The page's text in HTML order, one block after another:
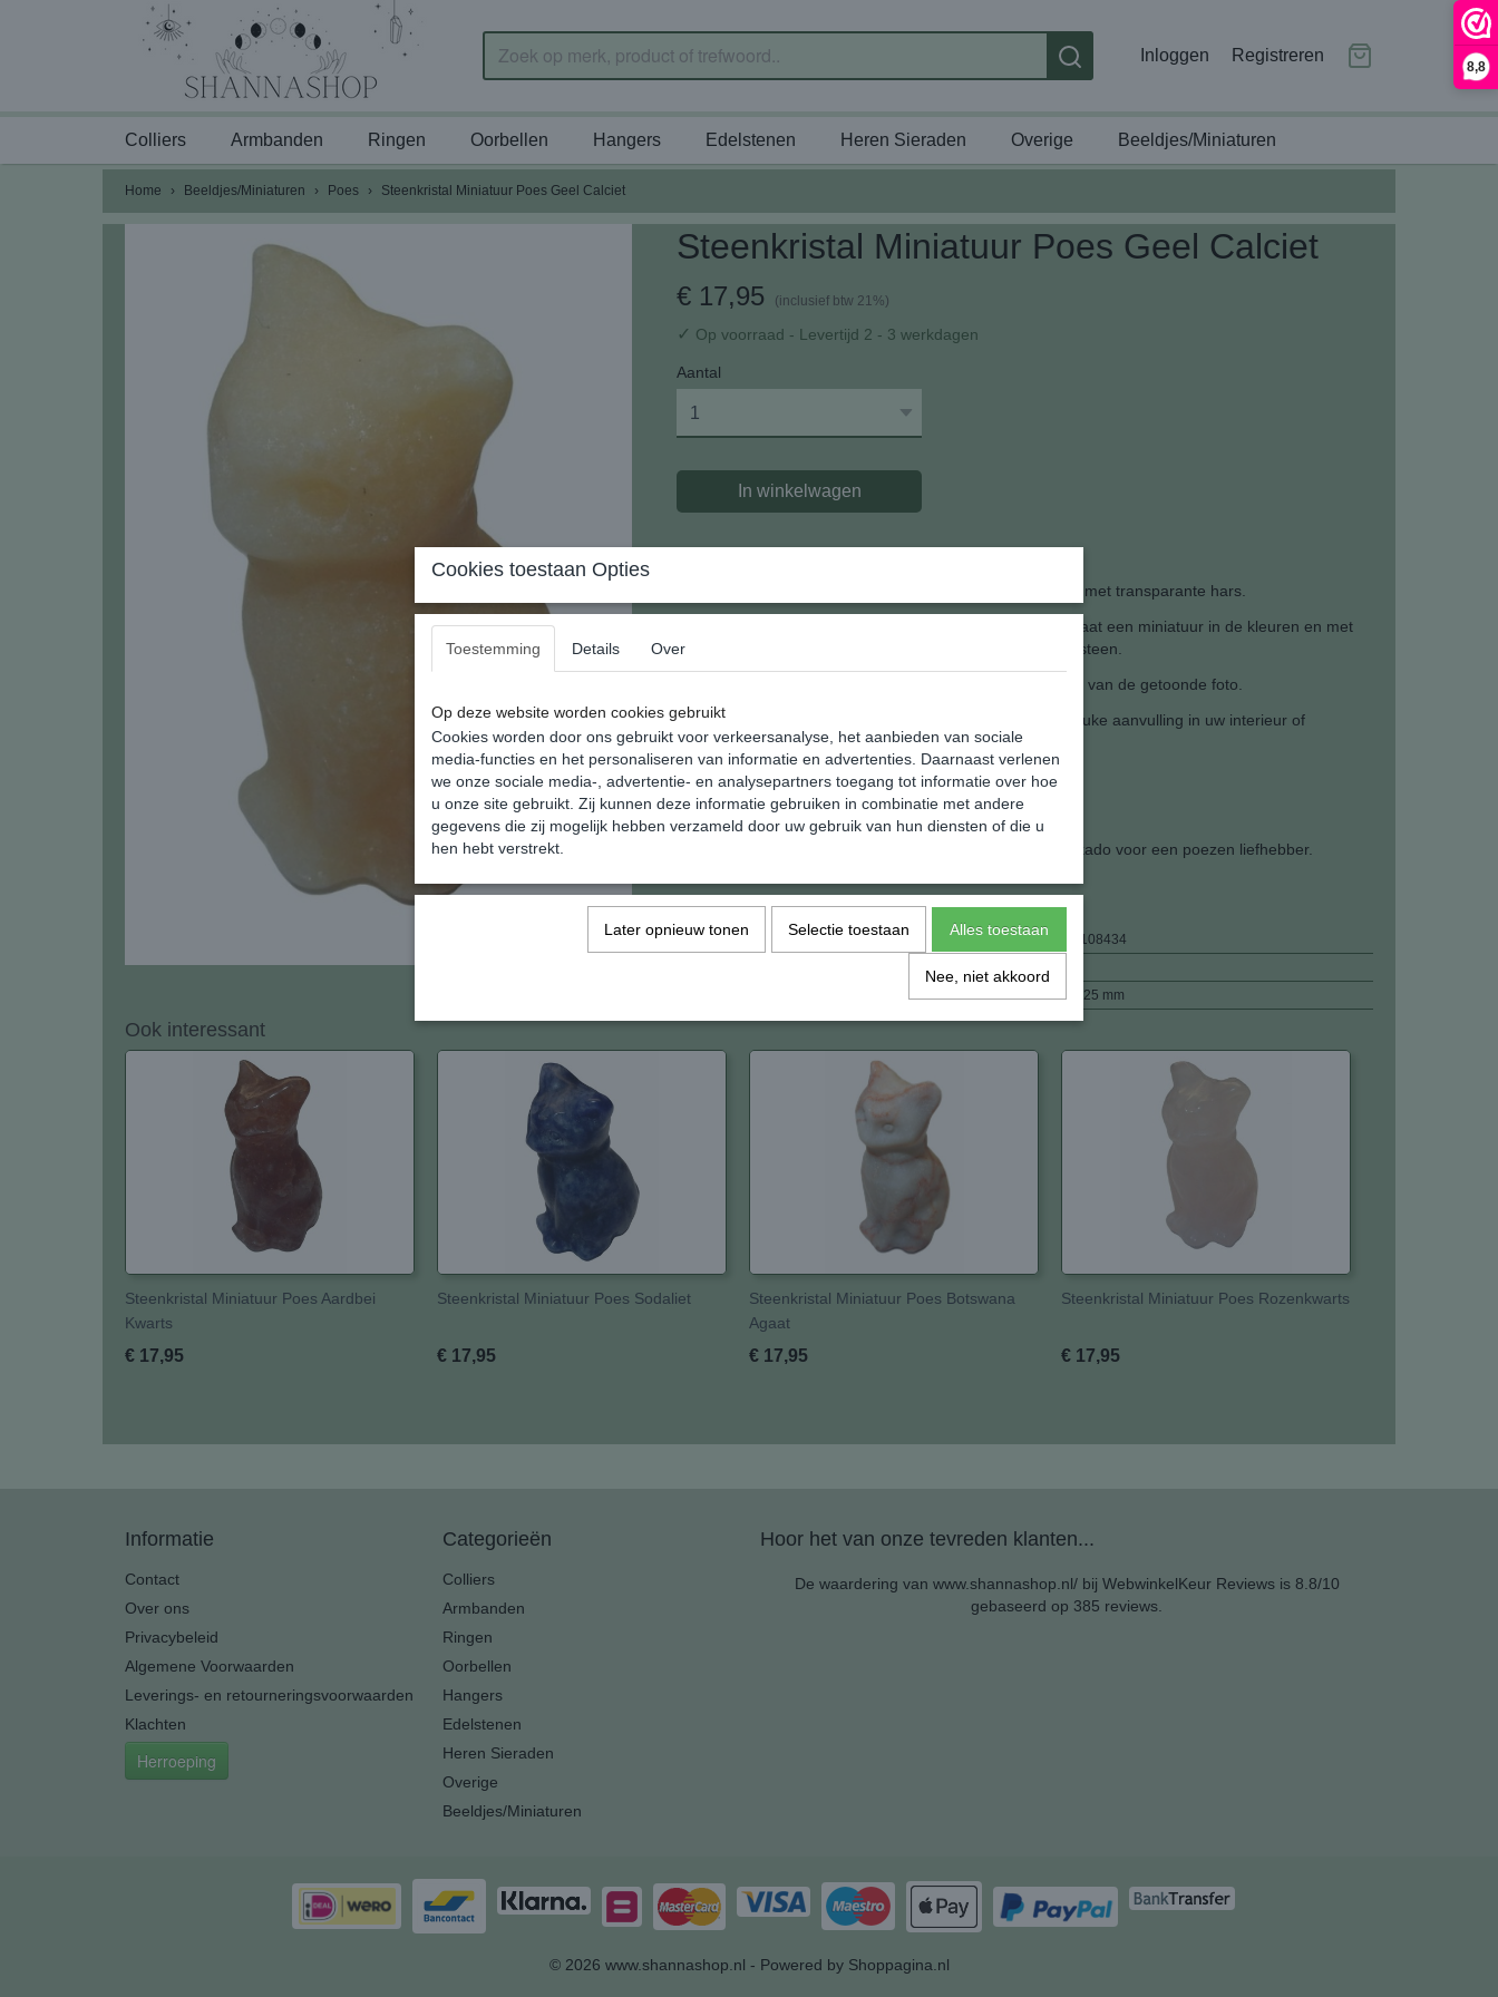
8,8
Inloggen Registreren
Colliers Armbanden Ringen Oorbellen Hangers Edelstenen Heren Sieraden Overige Beeldjes/Miniaturen
Home › Beeldjes/Miniaturen › Poes › Steenkristal Miniatuur Poes Geel Calciet
Steenkristal Miniatuur Poes Geel Calciet
€ 17,95 (inclusief btw 21%)
✓ Op voorraad - Levertijd 2 - 3 werkdagen
Aantal
In winkelwagen
Steen kristal wordt gevormd door natuursteen te mengen met transparante hars.
Dit mengel wordt geperst in een mal en gedroogd. Resultaat een miniatuur in de kleuren en met
behoudt van alle eigenschappen van de gebruikte natuursteen.
Geleverde miniatuur kan in kleur en tekening iets afwijken van de getoonde foto.
Deze serie poezen heeft een eigen uitstraling en is een leuke aanvulling in uw interieur of
miniatuur verzameling.
Afmeting: 20 x 25 x 41 mm.
Gewicht: 24 gram.
Wij verzenden in geschenk verpakking dus ook een leuk kado voor een poezen liefhebber.
Specificaties
EAN code
8720289108434
24,00 g
41 x 20 x 25 mm
Ook interessant
Steenkristal Miniatuur Poes Aardbei
Kwarts
€ 17,95
Steenkristal Miniatuur Poes Sodaliet
€ 17,95
Steenkristal Miniatuur Poes Botswana
Agaat
€ 17,95
Steenkristal Miniatuur Poes Rozenkwarts
€ 17,95
Informatie
Contact
Over ons
Privacybeleid
Algemene Voorwaarden
Leverings- en retourneringsvoorwaarden
Klachten
Herroeping
Categorieën
Colliers
Armbanden
Ringen
Oorbellen
Hangers
Edelstenen
Heren Sieraden
Overige
Beeldjes/Miniaturen
Hoor het van onze tevreden klanten...
De waardering van www.shannashop.nl/ bij WebwinkelKeur Reviewsis 8.8/10
gebaseerd op 385 reviews.
© 2026 www.shannashop.nl - Powered by Shoppagina.nl
Cookies toestaan Opties
Toestemming Details Over
Op deze website worden cookies gebruikt
Cookies worden door ons gebruikt voor verkeersanalyse, het aanbieden van sociale
media-functies en het personaliseren van informatie en advertenties. Daarnaast verlenen
we onze sociale media-, advertentie- en analysepartners toegang tot informatie over hoe
u onze site gebruikt. Zij kunnen deze informatie gebruiken in combinatie met andere
gegevens die zij mogelijk hebben verzameld door uw gebruik van hun diensten of die u
hen hebt verstrekt.
Later opnieuw tonen Selectie toestaan Alles toestaan
Nee, niet akkoord